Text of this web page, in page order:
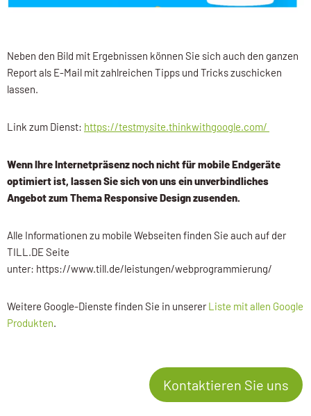
Neben den Bild mit Ergebnissen können Sie sich auch den ganzen
Report als E-Mail mit zahlreichen Tipps und Tricks zuschicken
lassen.
Link zum Dienst: https://testmysite.thinkwithgoogle.com/
Wenn Ihre Internetpräsenz noch nicht für mobile Endgeräte
optimiert ist, lassen Sie sich von uns ein unverbindliches
Angebot zum Thema Responsive Design zusenden.
Alle Informationen zu mobile Webseiten finden Sie auch auf der
TILL.DE Seite
unter: https://www.till.de/leistungen/webprogrammierung/
Weitere Google-Dienste finden Sie in unsererListe mit allen Google
Produkten.
Kontaktieren Sie uns